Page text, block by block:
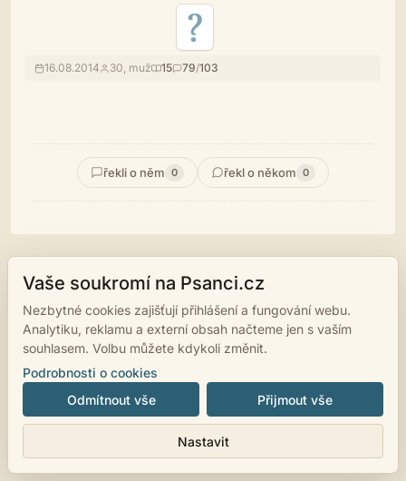
16.08.2014 30, muž 15 79/103
řekli o něm 0 řekl o někom 0
© 2007 - 2026psanci.cz • Nastavení cookies•Facebook
byLUKiO
Vaše soukromí na Psanci.cz
Nezbytné cookies zajišťují přihlášení a fungování webu.
Analytiku, reklamu a externí obsah načteme jen s vaším
souhlasem. Volbu můžete kdykoli změnit.
Podrobnosti o cookies
Odmítnout vše
Nastavit
Přijmout vše